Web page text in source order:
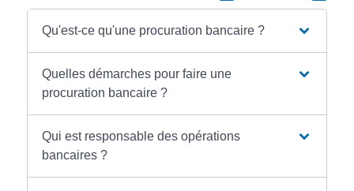
Qu'est-ce qu'une procuration bancaire ?
Quelles démarches pour faire une
procuration bancaire ?
Qui est responsable des opérations
bancaires ?